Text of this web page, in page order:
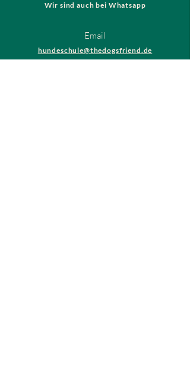
Wir sind auch bei Whatsapp
Email
hundeschule@thedogsfriend.de